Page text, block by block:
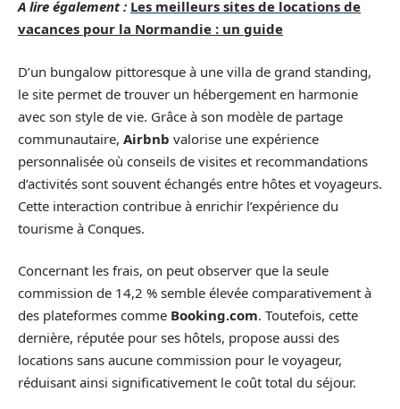
A lire également : Les meilleurs sites de locations de
vacances pour la Normandie : un guide
D’un bungalow pittoresque à une villa de grand standing,
le site permet de trouver un hébergement en harmonie
avec son style de vie. Grâce à son modèle de partage
communautaire, Airbnb valorise une expérience
personnalisée où conseils de visites et recommandations
d’activités sont souvent échangés entre hôtes et voyageurs.
Cette interaction contribue à enrichir l’expérience du
tourisme à Conques.
Concernant les frais, on peut observer que la seule
commission de 14,2 % semble élevée comparativement à
des plateformes comme Booking.com. Toutefois, cette
dernière, réputée pour ses hôtels, propose aussi des
locations sans aucune commission pour le voyageur,
réduisant ainsi significativement le coût total du séjour.